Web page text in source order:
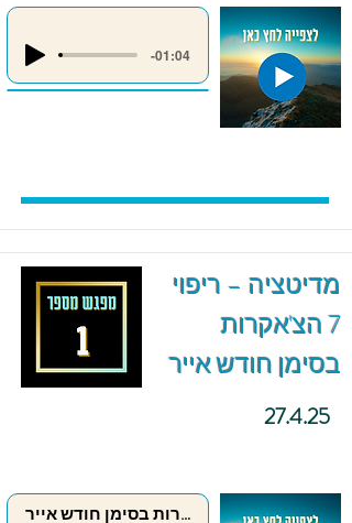
-01:04
מדיטציה – ריפוי
7 הצ'אקרות
בסימן חודש אייר
27.4.25
ריפוי 7 הצ'אקרות בסימן חודש אייר